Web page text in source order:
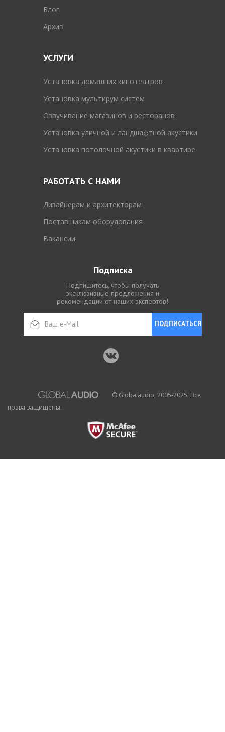
Блог
Архив
УСЛУГИ
Установка домашних кинотеатров
Установка мультирум систем
Озвучивание магазинов и ресторанов
Установка уличной и ландшафтной акустики
Установка потолочной акустики в квартире
РАБОТАТЬ С НАМИ
Дизайнерам и архитекторам
Поставщикам оборудования
Вакансии
Подписка
Подпишитесь, чтобы получать
эксклюзивные предложения и
рекомендации от наших экспертов!
ПОДПИСАТЬСЯ
© Globalaudio, 2005-2025. Все
права защищены.